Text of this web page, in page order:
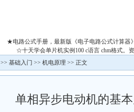
★电路公式手册，最新版《电子电路公式计算器
☆十天学会单片机实例100 c语言 chm格式。
>> 基础入门 >> 机电原理 >> 正文
单相异步电动机的基